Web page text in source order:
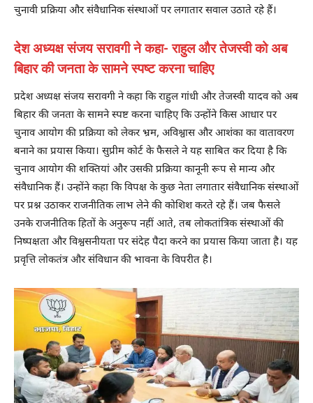
चुनावी प्रक्रिया और संवैधानिक संस्थाओं पर लगातार सवाल उठाते रहे हैं।
देश अध्यक्ष संजय सरावगी ने कहा- राहुल और तेजस्वी को अब
बिहार की जनता के सामने स्पष्ट करना चाहिए
प्रदेश अध्यक्ष संजय सरावगी ने कहा कि राहुल गांधी और तेजस्वी यादव को अब
बिहार की जनता के सामने स्पष्ट करना चाहिए कि उन्होंने किस आधार पर
चुनाव आयोग की प्रक्रिया को लेकर भ्रम, अविश्वास और आशंका का वातावरण
बनाने का प्रयास किया। सुप्रीम कोर्ट के फैसले ने यह साबित कर दिया है कि
चुनाव आयोग की शक्तियां और उसकी प्रक्रिया कानूनी रूप से मान्य और
संवैधानिक हैं। उन्होंने कहा कि विपक्ष के कुछ नेता लगातार संवैधानिक संस्थाओं
पर प्रश्न उठाकर राजनीतिक लाभ लेने की कोशिश करते रहे हैं। जब फैसले
उनके राजनीतिक हितों के अनुरूप नहीं आते, तब लोकतांत्रिक संस्थाओं की
निष्पक्षता और विश्वसनीयता पर संदेह पैदा करने का प्रयास किया जाता है। यह
प्रवृत्ति लोकतंत्र और संविधान की भावना के विपरीत है।